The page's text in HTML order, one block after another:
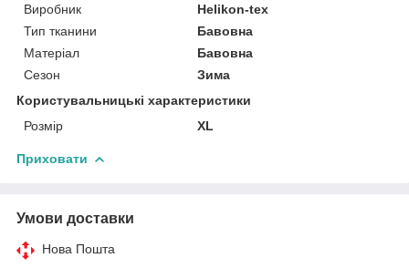
Виробник
Helikon-tex
Тип тканини
Бавовна
Матеріал
Бавовна
Сезон
Зима
Користувальницькі характеристики
Розмір
XL
Приховати
Умови доставки
Нова Пошта